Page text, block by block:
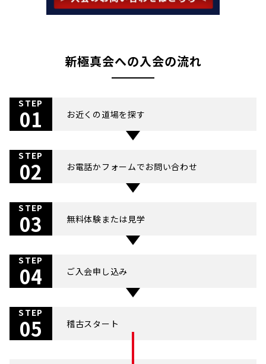
新極真会への入会の流れ
STEP
01 お近くの道場を探す
STEP
02 お電話かフォームでお問い合わせ
STEP
03 無料体験または見学
STEP
04 ご入会申し込み
STEP
05 稽古スタート